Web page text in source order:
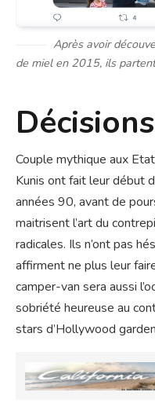
Après avoir
de miel en 2015, ils
Couple mythique aux
Kunis ont fait leur début
années 90, avant de
maitrisent l’art du
radicales. Ils n’ont pas
affirment ne plus leur
camper-van sera aussi
sobriété heureuse au
stars d’Hollywood